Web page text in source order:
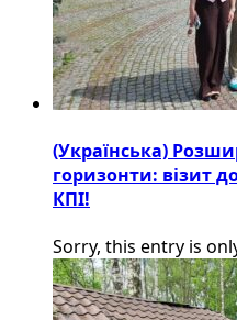
(Українська)
горизонти: візит
КПІ!
Sorry, this entry is